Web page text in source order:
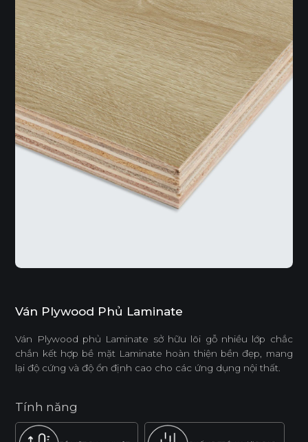
Ván Plywood Phủ Laminate
Ván Plywood phủ Laminate sở hữu lõi gỗ nhiều lớp chắc
chắn kết hợp bề mặt Laminate hoàn thiện bền đẹp, mang
lại độ cứng và độ ổn định cao cho các ứng dụng nội thất.
Tính năng